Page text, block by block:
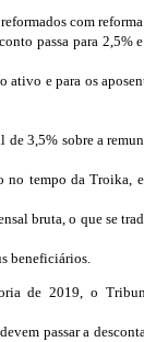
com
passa para 2,5%
ativo e para os
3,5% sobre a
no tempo da Troika,
bruta, o que se
beneficiários.
de 2019, o
passar a